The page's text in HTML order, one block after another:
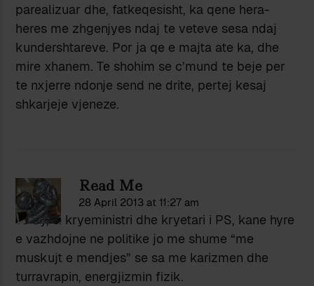
parealizuar dhe, fatkeqesisht, ka qene hera-
heres me zhgenjyes ndaj te veteve sesa ndaj
kundershtareve. Por ja qe e majta ate ka, dhe
mire xhanem. Te shohim se c’mund te beje per
te nxjerre ndonje send ne drite, pertej kesaj
shkarjeje vjeneze.
Read Me
28 April 2013 at 11:27 am
Te dy, si kryeministri dhe kryetari i PS, kane hyre
e vazhdojne ne politike jo me shume “me
muskujt e mendjes” se sa me karizmen dhe
turravrapin, energjizmin fizik.